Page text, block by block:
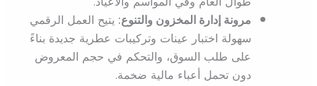
مرونة إدارة المخزون والتنوع:يتيح العمل الرقمي
سهولة اختبار عينات وتركيبات عطرية جديدة بناءً
على طلب السوق، والتحكم في حجم المعروض
دون تحمل أعباء مالية ضخمة.